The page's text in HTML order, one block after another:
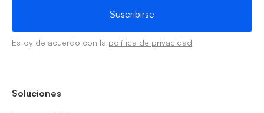
Estoy de acuerdo con la política de privacidad
Soluciones